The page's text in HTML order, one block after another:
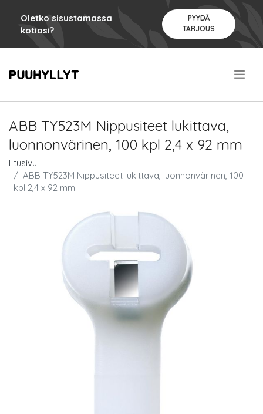
Oletko sisustamassa
kotiasi?
PYYDÄ
TARJOUS
ABB TY523M Nippusiteet lukittava,
luonnonvärinen, 100 kpl 2,4 x 92 mm
Etusivu
ABB TY523M Nippusiteet lukittava, luonnonvärinen, 100
kpl 2,4 x 92 mm